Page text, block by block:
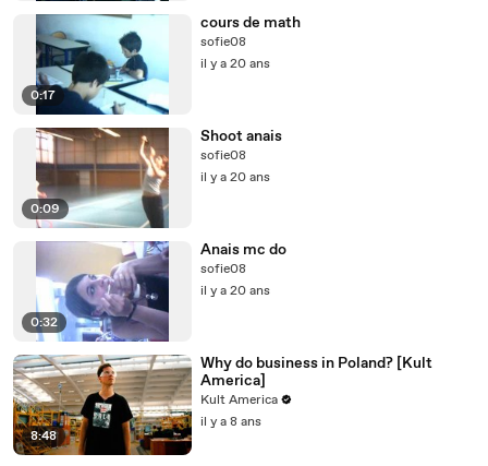
0:17
cours de math
sofie08
il y a 20 ans
0:09
Shoot anais
sofie08
il y a 20 ans
0:32
Anais mc do
sofie08
il y a 20 ans
8:48
Why do business in Poland? [Kult
America]
Kult America
il y a 8 ans